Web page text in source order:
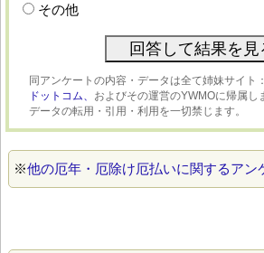
その他
同アンケートの内容・データは全て姉妹サイト：
ドットコム、 およびその運営のYWMOに帰属し
データの転用・引用・利用を一切禁じます。
※他の厄年・厄除け厄払いに関するアン